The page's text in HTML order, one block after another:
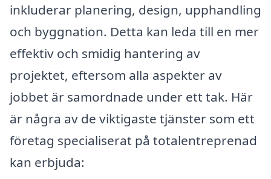
inkluderar planering, design, upphandling
och byggnation. Detta kan leda till en mer
effektiv och smidig hantering av
projektet, eftersom alla aspekter av
jobbet är samordnade under ett tak. Här
är några av de viktigaste tjänster som ett
företag specialiserat på totalentreprenad
kan erbjuda: